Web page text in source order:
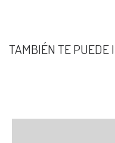
TAMBIÉN TE PUEDE